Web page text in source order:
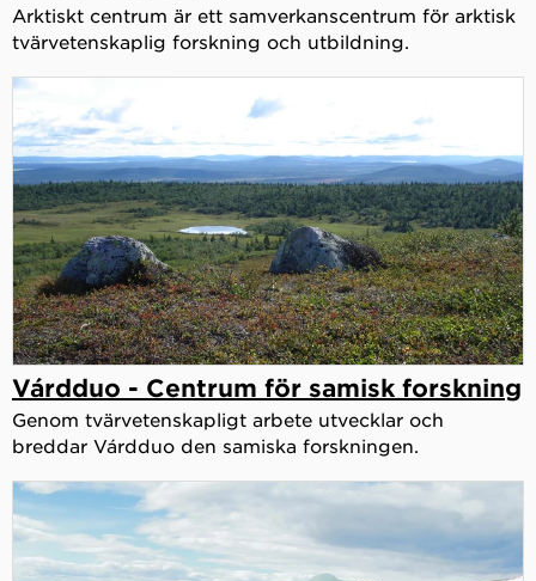
Arktiskt centrum är ett samverkanscentrum för arktisk
tvärvetenskaplig forskning och utbildning.
Várdduo - Centrum för samisk forskning
Genom tvärvetenskapligt arbete utvecklar och
breddar Várdduo den samiska forskningen.